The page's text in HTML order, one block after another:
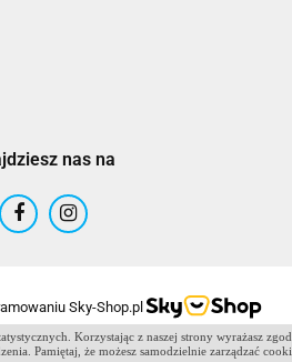
Korzystając z naszej strony wyrażasz
Pamiętaj, że możesz samodzielnie zarządzać
nas na
Sky-Shop.pl